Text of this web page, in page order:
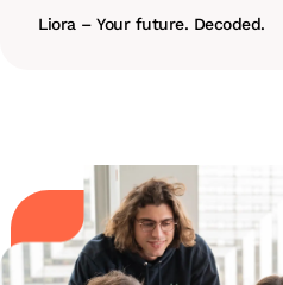
Liora – Your future. Decoded.